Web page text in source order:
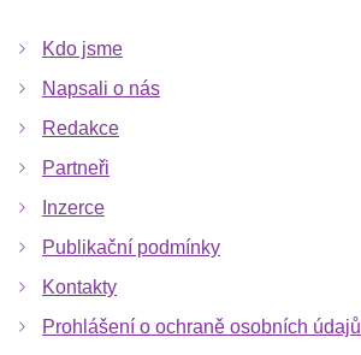
Kdo jsme
Napsali o nás
Redakce
Partneři
Inzerce
Publikační podmínky
Kontakty
Prohlášení o ochraně osobních údajů